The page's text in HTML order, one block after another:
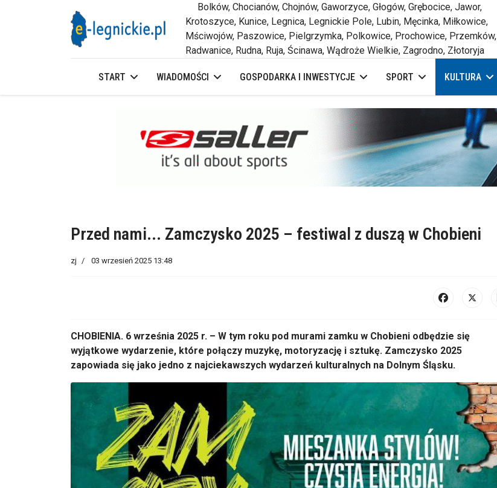
Bolków, Chocianów, Chojnów, Gaworzyce, Głogów, Grębocice, Jawor,
Krotoszyce, Kunice, Legnica, Legnickie Pole, Lubin, Męcinka, Miłkowice,
Mściwojów, Paszowice, Pielgrzymka, Polkowice, Prochowice, Przemków,
Radwanice, Rudna, Ruja, Ścinawa, Wądroże Wielkie, Zagrodno, Złotoryja
START WIADOMOŚCI GOSPODARKA I INWESTYCJE SPORT KULTURA
Przed nami... Zamczysko 2025 – festiwal z duszą w Chobieni
zj 03 wrzesień 2025 13:48
CHOBIENIA. 6 września 2025 r. – W tym roku pod murami zamku w Chobieni odbędzie się
wyjątkowe wydarzenie, które połączy muzykę, motoryzację i sztukę. Zamczysko 2025
zapowiada się jako jedno z najciekawszych wydarzeń kulturalnych na Dolnym Śląsku.